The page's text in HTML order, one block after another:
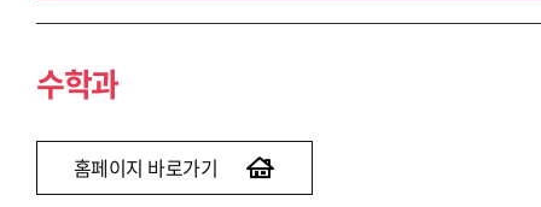
수학과
생명공학과
수학과
홈페이지 바로가기